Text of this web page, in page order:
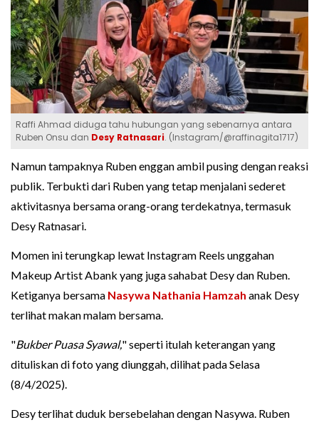
Raffi Ahmad diduga tahu hubungan yang sebenarnya antara
Ruben Onsu dan Desy Ratnasari. (Instagram/@raffinagita1717)
Namun tampaknya Ruben enggan ambil pusing dengan reaksi
publik. Terbukti dari Ruben yang tetap menjalani sederet
aktivitasnya bersama orang-orang terdekatnya, termasuk
Desy Ratnasari.
Momen ini terungkap lewat Instagram Reels unggahan
Makeup Artist Abank yang juga sahabat Desy dan Ruben.
Ketiganya bersama Nasywa Nathania Hamzah anak Desy
terlihat makan malam bersama.
"Bukber Puasa Syawal," seperti itulah keterangan yang
dituliskan di foto yang diunggah, dilihat pada Selasa
(8/4/2025).
Desy terlihat duduk bersebelahan dengan Nasywa. Ruben